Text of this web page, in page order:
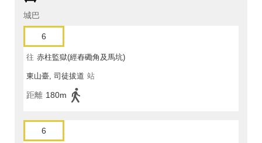
城巴
6
往 赤柱監獄(經舂磡角及馬坑)
東山臺, 司徒拔道 站
距離 180m
6